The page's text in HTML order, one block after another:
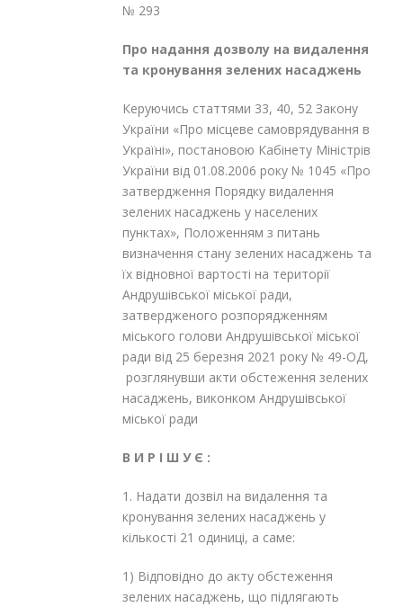
№ 293
Про надання дозволу на видалення
та кронування зелених насаджень
Керуючись статтями 33, 40, 52 Закону
України «Про місцеве самоврядування в
Україні», постановою Кабінету Міністрів
України від 01.08.2006 року № 1045 «Про
затвердження Порядку видалення
зелених насаджень у населених
пунктах», Положенням з питань
визначення стану зелених насаджень та
їх відновної вартості на території
Андрушівської міської ради,
затвердженого розпорядженням
міського голови Андрушівської міської
ради від 25 березня 2021 року № 49-ОД,
розглянувши акти обстеження зелених
насаджень, виконком Андрушівської
міської ради
В И Р І Ш У Є :
1. Надати дозвіл на видалення та
кронування зелених насаджень у
кількості 21 одиниці, а саме:
1) Відповідно до акту обстеження
зелених насаджень, що підлягають